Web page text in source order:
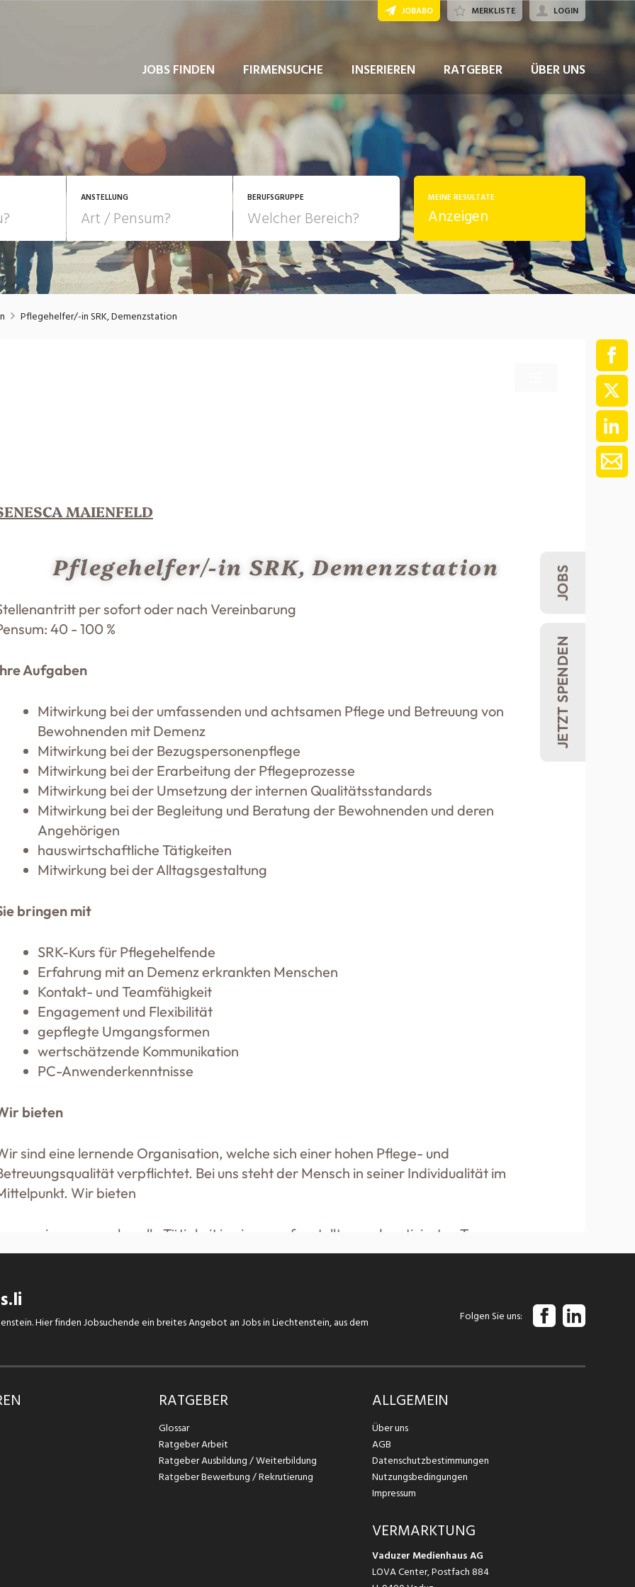
JOBS FINDEN FIRMENSUCHE INSERIEREN RATGEBER ÜBER UNS
JOBABO MERKLISTE LOGIN
ANSTELLUNG
10-100%Pensum
Temporär (befristet)
POSITION
BERUFSGRUPPE
Handwerk, Elektro Bildung, Kunst, Design, Soziale
Berufe, Sport
Human Resources
Controlling, Treuhand,
MEINE RESULTATE
Anzeigen
Pflegehelfer/-in SRK, Demenzstation
JETZT BEWERBEN
Hier finden Jobsuchende ein breites Angebot an Jobs in Liechtenstein, aus dem
Folgen Sie uns
RATGEBER
Glossar
Ratgeber Arbeit
Ratgeber Ausbildung / Weiterbildung
Ratgeber Bewerbung / Rekrutierung
ALLGEMEIN
Über uns
AGB
Datenschutzbestimmungen
Nutzungsbedingungen
Impressum
VERMARKTUNG
Vaduzer Medienhaus AG
LOVA Center, Postfach 884